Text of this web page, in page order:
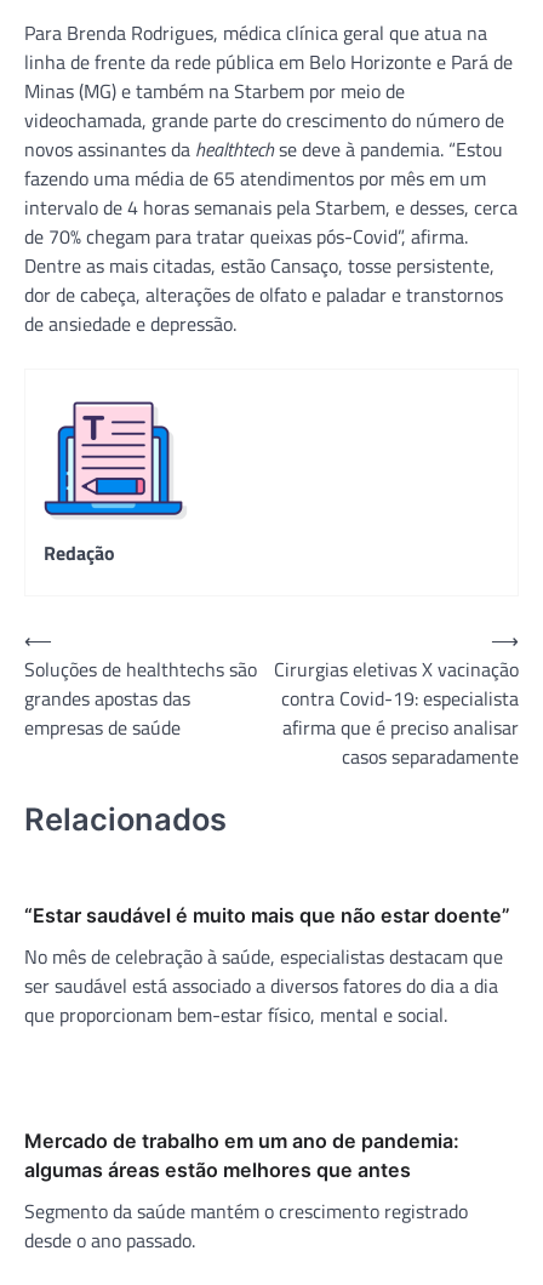
Para Brenda Rodrigues, médica clínica geral que atua na
linha de frente da rede pública em Belo Horizonte e Pará de
Minas (MG) e também na Starbem por meio de
videochamada, grande parte do crescimento do número de
novos assinantes da healthtechse deve à pandemia. “Estou
fazendo uma média de 65 atendimentos por mês em um
intervalo de 4 horas semanais pela Starbem, e desses, cerca
de 70% chegam para tratar queixas pós-Covid”, afirma.
Dentre as mais citadas, estão Cansaço, tosse persistente,
dor de cabeça, alterações de olfato e paladar e transtornos
de ansiedade e depressão.
Redação
Navegação
de
Post
⟵
Soluções de healthtechs são
grandes apostas das
empresas de saúde
Cirurgias eletivas X vacinação
contra Covid-19: especialista
afirma que é preciso analisar
casos separadamente
⟶
Relacionados
“Estar saudável é muito mais que não estar doente”
No mês de celebração à saúde, especialistas destacam que
ser saudável está associado a diversos fatores do dia a dia
que proporcionam bem-estar físico, mental e social.
Mercado de trabalho em um ano de pandemia:
algumas áreas estão melhores que antes
Segmento da saúde mantém o crescimento registrado
desde o ano passado.